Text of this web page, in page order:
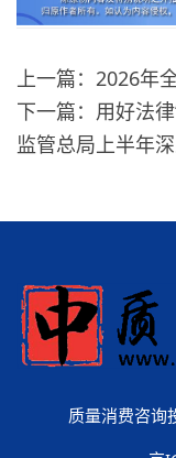
上一篇：2026年
下一篇：用好法
监管总局上半年
质量消费咨询